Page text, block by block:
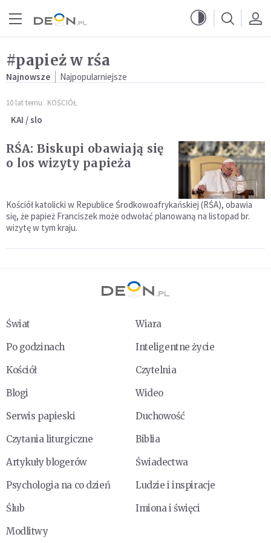
#papież w rśa
Najnowsze Najpopularniejsze
10 lat temu KOŚCIÓŁ
KAI / slo
RŚA: Biskupi obawiają się
o los wizyty papieża
Kościół katolicki w Republice Środkowoafrykańskiej (RŚA), obawia
się, że papież Franciszek może odwołać planowaną na listopad br.
wizytę w tym kraju.
Świat
Wiara
Po godzinach
Inteligentne życie
Kościół
Czytelnia
Blogi
Wideo
Serwis papieski
Duchowość
Czytania liturgiczne
Biblia
Artykuły blogerów
Świadectwa
Psychologia na co dzień
Ludzie i inspiracje
Ślub
Imiona i święci
Modlitwy